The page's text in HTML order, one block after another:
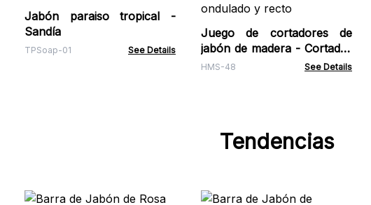
Jabón paraiso tropical -
Sandía
TPSoap-01 See Details
Juego de cortadores de
jabón de madera - Cortador
ondulado y recto
HMS-48 See Details
Tendencias